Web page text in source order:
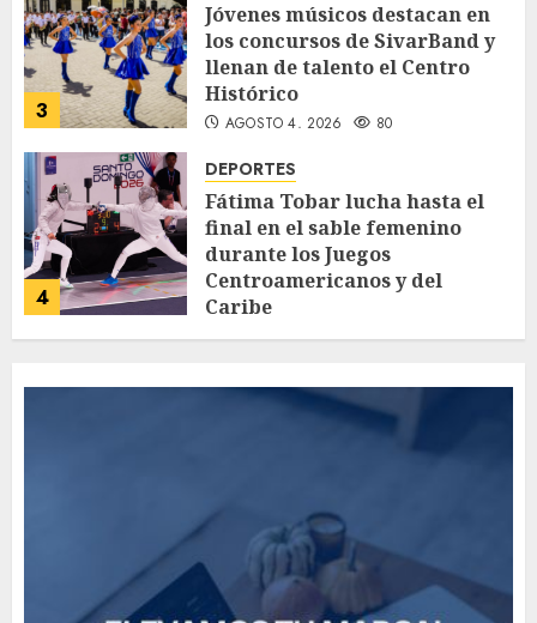
3
Jóvenes músicos destacan en
los concursos de SivarBand y
llenan de talento el Centro
Histórico
AGOSTO 4, 2026 80
4
DEPORTES
Fátima Tobar lucha hasta el
final en el sable femenino
durante los Juegos
Centroamericanos y del
Caribe
AGOSTO 4, 2026 59